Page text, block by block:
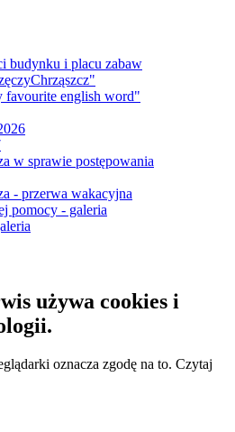
budynku i placu zabaw
english word"
w sprawie postępowania
- przerwa wakacyjna
pomocy - galeria
używa cookies i
oznacza zgodę na to. Czytaj